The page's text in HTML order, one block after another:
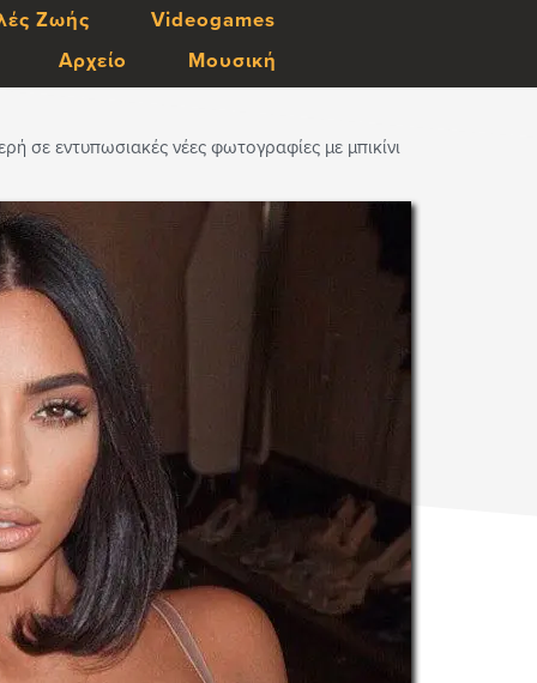
Ζωής
Videogames
Αρχείο Μουσική
σε εντυπωσιακές νέες φωτογραφίες με μπικίνι